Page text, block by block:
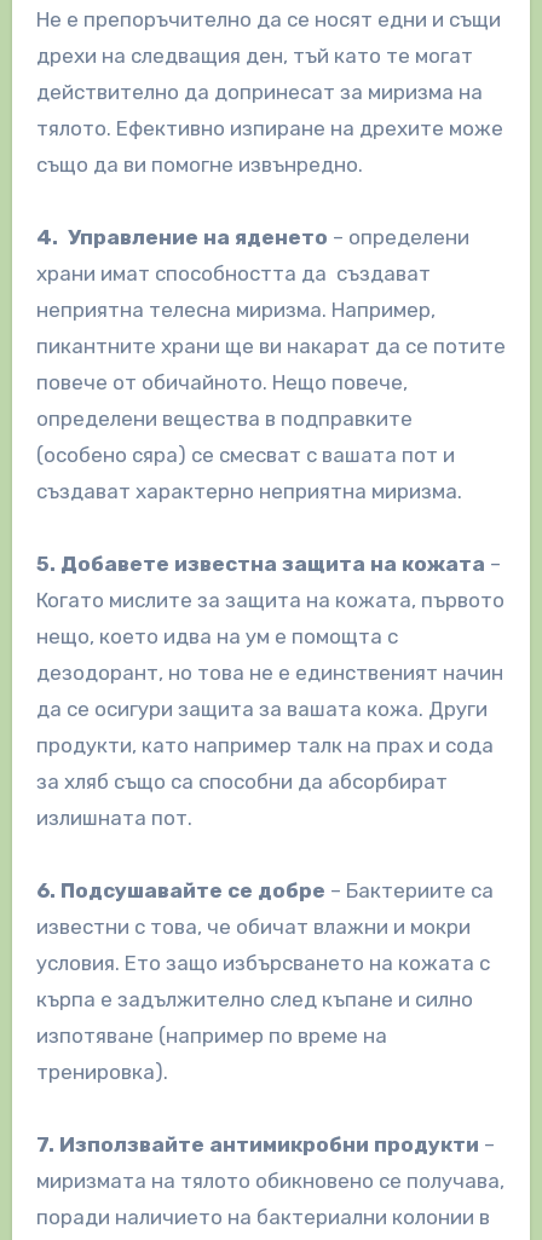
Не е препоръчително да се носят едни и същи
дрехи на следващия ден, тъй като те могат
действително да допринесат за миризма на
тялото. Ефективно изпиране на дрехите може
също да ви помогне извънредно.
4. Управление на яденето – определени
храни имат способността да създават
неприятна телесна миризма. Например,
пикантните храни ще ви накарат да се потите
повече от обичайното. Нещо повече,
определени вещества в подправките
(особено сяра) се смесват с вашата пот и
създават характерно неприятна миризма.
5. Добавете известна защита на кожата –
Когато мислите за защита на кожата, първото
нещо, което идва на ум е помощта с
дезодорант, но това не е единственият начин
да се осигури защита за вашата кожа. Други
продукти, като например талк на прах и сода
за хляб също са способни да абсорбират
излишната пот.
6. Подсушавайте се добре – Бактериите са
известни с това, че обичат влажни и мокри
условия. Ето защо избърсването на кожата с
кърпа е задължително след къпане и силно
изпотяване (например по време на
тренировка).
7. Използвайте антимикробни продукти –
миризмата на тялото обикновено се получава,
поради наличието на бактериални колонии в